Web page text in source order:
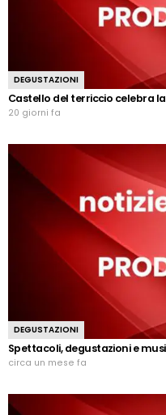
DEGUSTAZIONI
Castello del terriccio celebra
20 giorni fa
DEGUSTAZIONI
Spettacoli, degustazioni e
circa un mese fa